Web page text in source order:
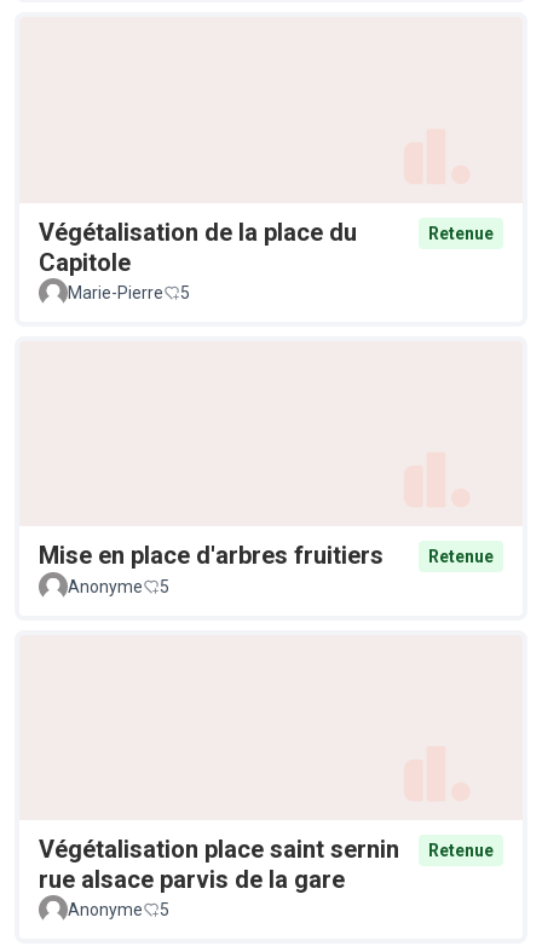
Végétalisation de la place du
Capitole
Retenue
Marie-Pierre 5
Mise en place d'arbres fruitiers
Retenue
Anonyme
5
Végétalisation place saint sernin
rue alsace parvis de la gare
Retenue
Anonyme 5